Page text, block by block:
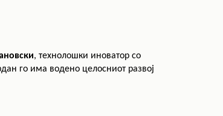
, технолошки иноватор со
го има водено целосниот развој